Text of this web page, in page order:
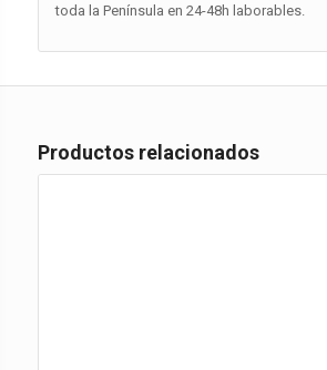
toda la Península en 24-48h laborables.
Productos relacionados